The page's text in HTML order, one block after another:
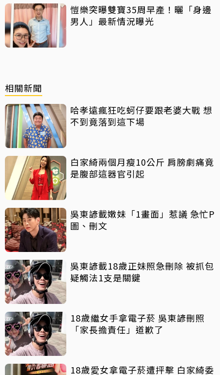
愷樂突曝雙寶35周早產！曬「身邊
男人」最新情況曝光
相關新聞
哈孝遠瘋狂吃蚵仔要跟老婆大戰 想
不到竟落到這下場
白家綺兩個月瘦10公斤 肩膀劇痛竟
是腹部這器官引起
吳東諺載嫩妹「1畫面」惹議 急忙P
圖、刪文
吳東諺載18歲正妹照急刪除 被抓包
疑觸法1支是關鍵
18歲繼女手拿電子菸 吳東諺刪照
「家長擔責任」道歉了
18歲愛女拿電子菸遭抨擊 白家綺委